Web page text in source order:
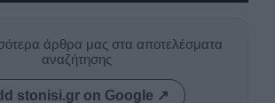
άρθρα μας στα αποτελέσματα
αναζήτησης
stonisi.gr on Google ↗